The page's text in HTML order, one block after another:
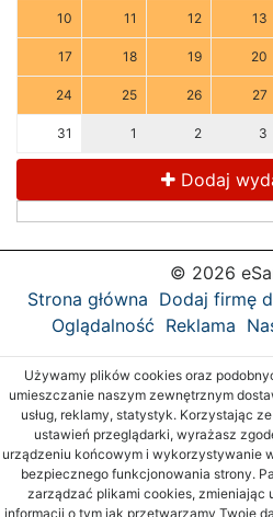
10 11 12 13
17 18 19 20
24 25 26 27
31 1 2 3
Dodaj
© 2026
Strona główna Dodaj firmę
Oglądalność Reklama
Używamy plików cookies oraz
umieszczanie naszym zewnętrznym
usług, reklamy, statystyk. Korzystając
ustawień przeglądarki, wyrażasz
urządzeniu końcowym i wykorzystywanie
bezpiecznego funkcjonowania strony.
zarządzać plikami cookies, zmieniając
informacji o tym jak przetwarzamy Twoje